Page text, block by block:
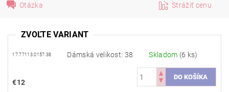
Otázka Strážiť cenu
ZVOĽTE VARIANT
17.77113.0157.38 Dámská velikost: 38 Skladom (6 ks)
€12